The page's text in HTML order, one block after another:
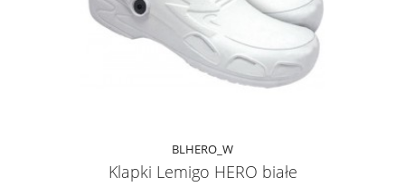
BLHERO_W
Klapki Lemigo HERO białe